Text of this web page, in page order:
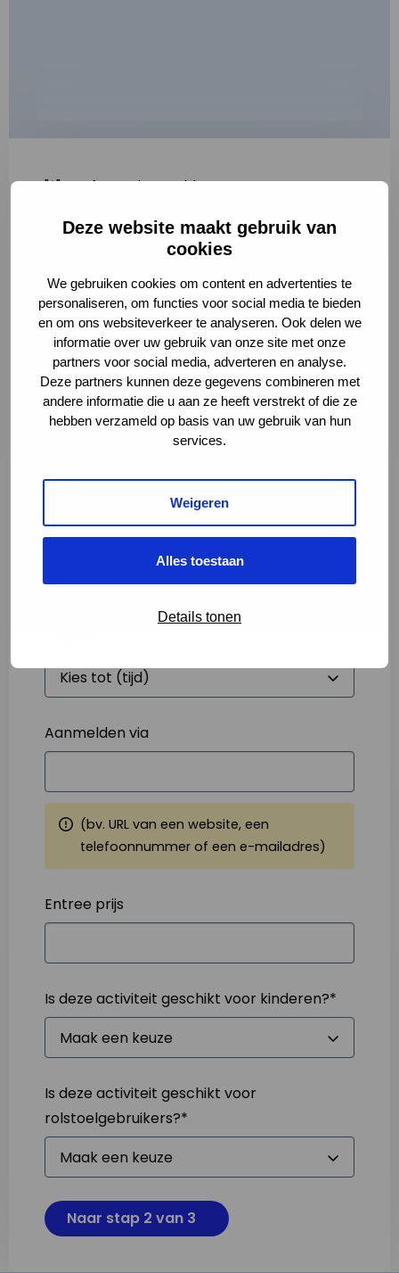
Deze website maakt gebruik van
cookies
We gebruiken cookies om content en advertenties te
personaliseren, om functies voor social media te bieden
en om ons websiteverkeer te analyseren. Ook delen we
informatie over uw gebruik van onze site met onze
partners voor social media, adverteren en analyse.
Deze partners kunnen deze gegevens combineren met
andere informatie die u aan ze heeft verstrekt of die ze
hebben verzameld op basis van uw gebruik van hun
services.
Weigeren
Alles toestaan
Details tonen
"*" geeft vereiste velden aan
2
Volledige omschrijving*
Starttijd*
Aanmelden via
(bv. URL van een website, een
telefoonnummer of een e-mailadres)
Entree prijs
Is deze activiteit geschikt voor kinderen?*
Is deze activiteit geschikt voor
rolstoelgebruikers?*